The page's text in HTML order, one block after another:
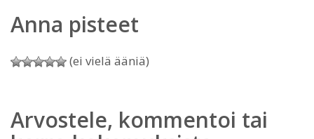
Anna pisteet
(ei vielä ääniä)
Arvostele, kommentoi tai